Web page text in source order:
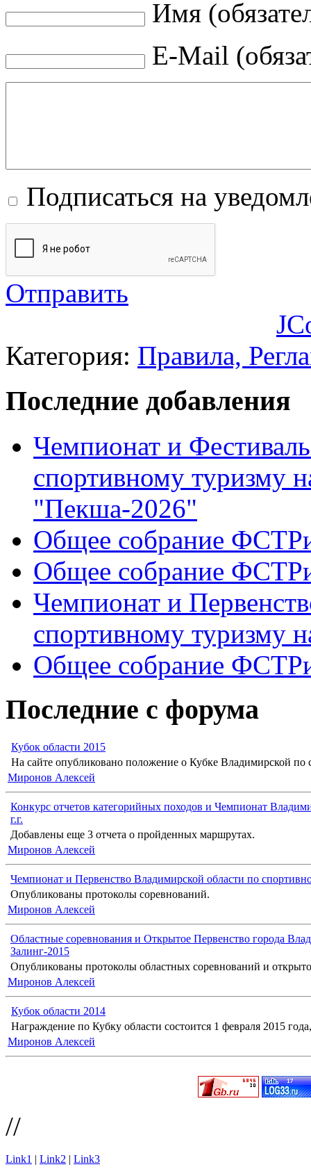
Имя
E-Mail
Подписаться на
Отправить
Категория: Правила,
Последние добавления
Чемпионат и
спортивному туризму
"Пекша-2026"
Общее собрание
Общее собрание
Чемпионат и
спортивному туризму
Общее собрание
Последние с форума
Кубок области 2015
На сайте опубликовано положение о Кубке Владимирской по
Миронов Алексей
Конкурс отчетов категорийных походов и Чемпионат
г.г.
Добавлены еще 3 отчета о пройденных маршрутах.
Миронов Алексей
Чемпионат и Первенство Владимирской области по
Опубликованы протоколы соревнований.
Миронов Алексей
Областные соревнования и Открытое Первенство города
Залинг-2015
Опубликованы протоколы областных соревнований и
Миронов Алексей
Кубок области 2014
Награждение по Кубку области состоится 1 февраля 2015
Миронов Алексей
//
Link1 | Link2 | Link3